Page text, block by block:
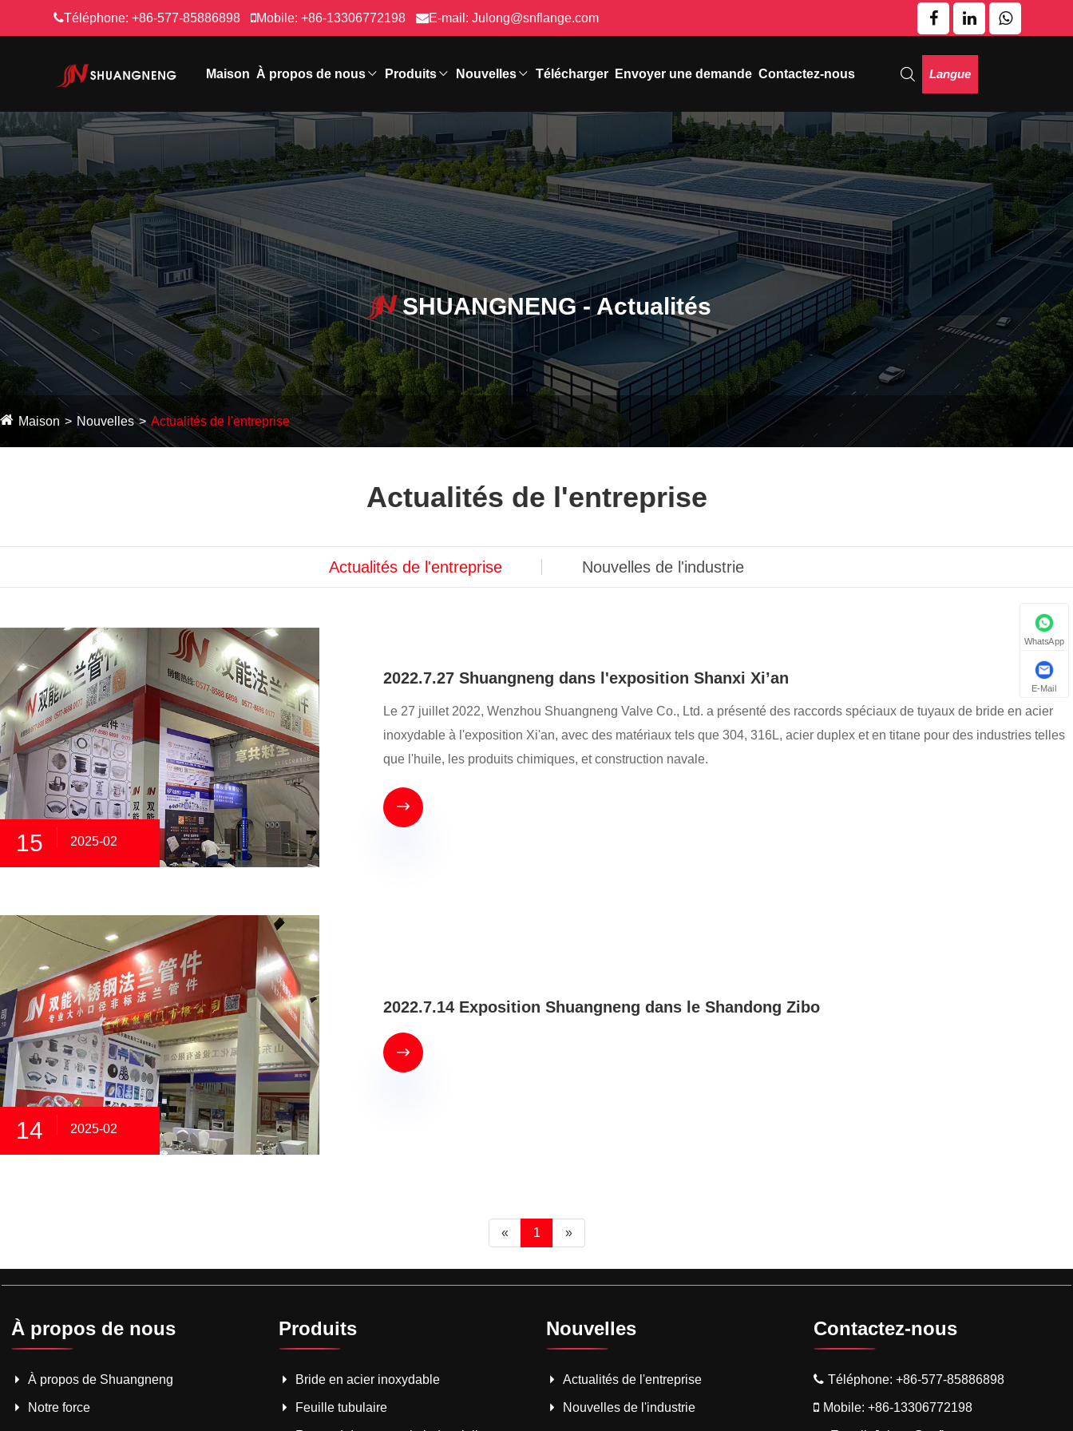
Téléphone: +86-577-85886898 Mobile: +86-13306772198 E-mail: Julong@snflange.com
Maison À propos de nous Produits Nouvelles Télécharger Envoyer une demande Contactez-nous Langue
SHUANGNENG - Actualités
Maison Nouvelles Actualités de l'entreprise
Actualités de l'entreprise
Actualités de l'entreprise Nouvelles de l'industrie
15 2025-02
2022.7.27 Shuangneng dans l'exposition Shanxi Xi’an
Le 27 juillet 2022, Wenzhou Shuangneng Valve Co., Ltd. a présenté des raccords spéciaux de tuyaux de bride en acier
inoxydable à l'exposition Xi'an, avec des matériaux tels que 304, 316L, acier duplex et en titane pour des industries telles
que l'huile, les produits chimiques, et construction navale.

14 2025-02
2022.7.14 Exposition Shuangneng dans le Shandong Zibo

« 1 »
À propos de nous
À propos de Shuangneng
Notre force
Produits
Bride en acier inoxydable
Feuille tubulaire
Nouvelles
Actualités de l'entreprise
Nouvelles de l'industrie
Contactez-nous
Téléphone: +86-577-85886898
Mobile: +86-13306772198
WhatsApp
E-Mail